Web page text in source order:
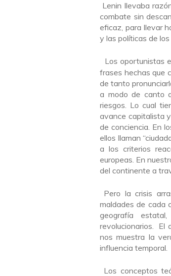
Lenin llevaba
combate sin
eficaz, para llevar
y las políticas de
Los oportunistas
frases hechas que
de tanto
a modo de canto
riesgos. Lo cual
avance capitalista
de conciencia. En
ellos llaman
a los criterios
europeas. En
del continente a
Pero la crisis
maldades de cada
geografía
revolucionarios. El
nos muestra la
influencia temporal.
Los conceptos